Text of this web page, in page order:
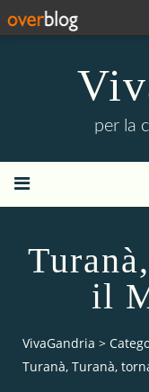
per la
il
VivaGandria >
Turanà, Turanà,